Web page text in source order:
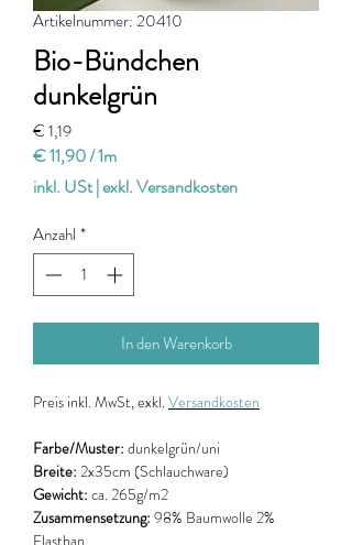
Artikelnummer: 20410
Bio-Bündchen
dunkelgrün
€ 1,19Preis
€ 11,90/1m
€ 11,90
pro
1
Meter
inkl. USt|exkl. Versandkosten
Anzahl *
In den Warenkorb
Preis inkl. MwSt, exkl. Versandkosten
Farbe/Muster: dunkelgrün/uni
Breite: 2x35cm (Schlauchware)
Gewicht: ca. 265g/m2
Zusammensetzung: 98% Baumwolle 2%
Elasthan